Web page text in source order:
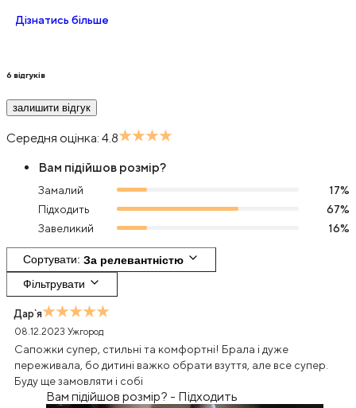
Дізнатись більше
6 відгуків
залишити відгук
Середня оцінка: 4.8
Вам підійшов розмір?
Замалий 17%
Підходить
67%
Завеликий
16%
Сортувати За релевантністю
Фільтрувати
Дар`я
08.12.2023 Ужгород
Сапожки супер, стильні та комфортні! Брала і дуже
переживала, бо дитині важко обрати взуття, але все супер.
Буду ще замовляти і собі
Вам підійшов розмір? - Підходить